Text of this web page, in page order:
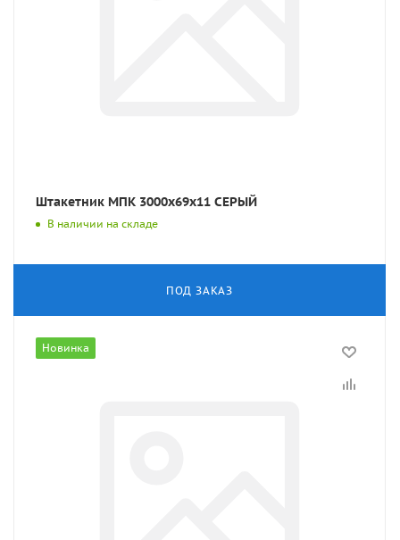
Штакетник МПК 3000x69x11 СЕРЫЙ
В наличии на складе
ПОД ЗАКАЗ
Новинка